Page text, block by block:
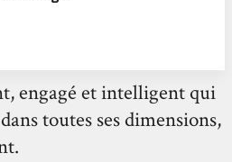
engagé et intelligent qui
toutes ses dimensions,